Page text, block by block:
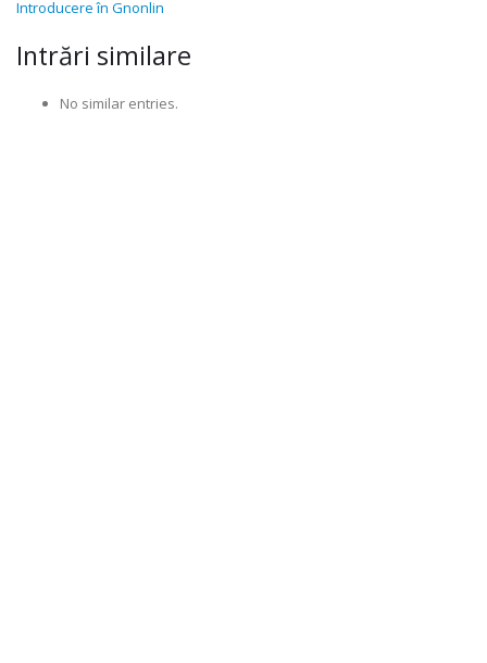
Introducere în Gnonlin
Intrări similare
No similar entries.